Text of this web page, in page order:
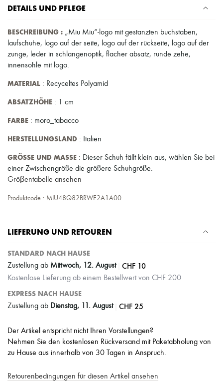
DETAILS UND PFLEGE
BESCHREIBUNG : „Miu Miu“-logo mit gestanzten buchstaben,
laufschuhe, logo auf der seite, logo auf der rückseite, logo auf der
zunge, leder in schlangenoptik, flacher absatz, runde zehe,
innensohle mit logo.
MATERIAL : Recyceltes Polyamid
ABSATZHÖHE : 1 cm
FARBE : moro_tabacco
HERSTELLUNGSLAND : Italien
GRÖSSE UND MASSE : Dieser Schuh fällt klein aus, wählen Sie bei
einer Zwischengröße die größere Schuhgröße.
Gröβentabelle ansehen
Produktcode : MIU48Q82BRWE2A1A00
LIEFERUNG UND RETOUREN
STANDARD NACH HAUSE
Zustellung ab Mittwoch, 12. August CHF 10
Kostenlose Lieferung ab einem Bestellwert von CHF 200
EXPRESS NACH HAUSE
Zustellung ab Dienstag, 11. August CHF 25
Der Artikel entspricht nicht Ihren Vorstellungen?
Nehmen Sie den kostenlosen Rückversand mit Paketabholung von
zu Hause aus innerhalb von 30 Tagen in Anspruch.
Retourenbedingungen für diesen Artikel ansehen